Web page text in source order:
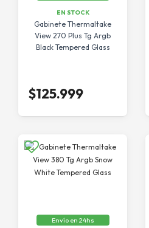
EN STOCK
Gabinete Thermaltake
View 270 Plus Tg Argb
Black Tempered Glass
$125.999
Envío en 24hs